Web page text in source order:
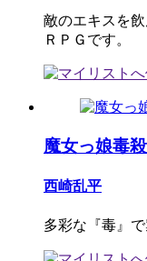
敵のエキスを
ＲＰＧです。
魔女っ娘毒
西崎乱平
多彩な『毒』